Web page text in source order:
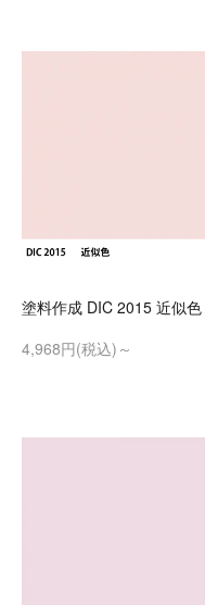
塗料作成 DIC 2015 近似色
4,968円(税込)～